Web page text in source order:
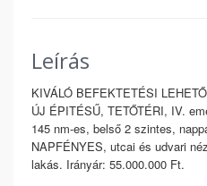
Leírás
KIVÁLÓ BEFEKTETÉSI
ÚJ ÉPITÉSŰ, TETŐTÉRI, IV.
145 nm-es, belső 2 szintes,
NAPFÉNYES, utcai és udvari
lakás. Irányár: 55.000.000 Ft.